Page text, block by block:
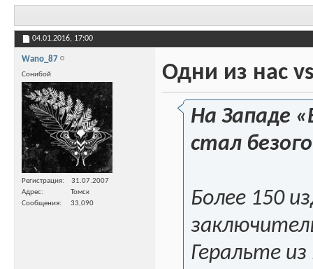
04.01.2016, 17:00
Wano_87
Сонибой
Регистрация
31.07.2007
Адрес
Томск
Сообщения
33,090
Одни из нас
На Западе
стал
Более 150
Геральте